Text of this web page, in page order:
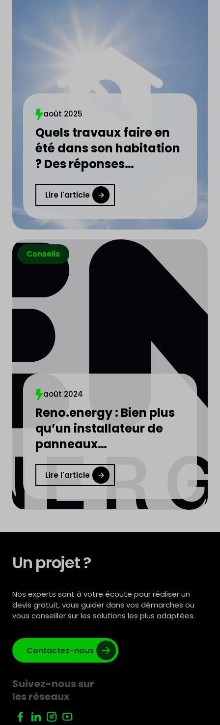
août 2025
Quels travaux faire en
été dans son habitation
? Des réponses
concrètes et utiles en
moins de 5 min !
Lire l'article
Conseils
août 2024
Reno.energy : Bien plus
qu’un installateur de
panneaux
photovoltaïques
Lire l'article
Un projet ?
Nos experts sont à votre écoute pour réaliser un
devis gratuit, vous guider dans vos démarches ou
vous conseiller sur les solutions les plus adaptées.
Contactez-nous
Suivez-nous sur
les réseaux